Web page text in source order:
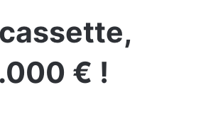
€ !